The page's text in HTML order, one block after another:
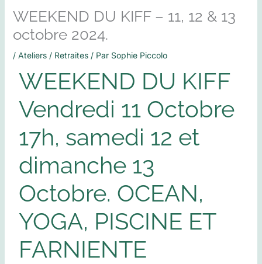
WEEKEND DU KIFF – 11, 12 & 13
octobre 2024.
/ Ateliers / Retraites/ Par Sophie Piccolo
WEEKEND DU KIFF
Vendredi 11 Octobre
17h, samedi 12 et
dimanche 13
Octobre. OCEAN,
YOGA, PISCINE ET
FARNIENTE